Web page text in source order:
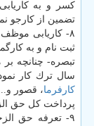
كسر و به
تضمین از كارجو
۸- كاریابی
ثبت نام و به
تبصره- چنانچه بر
سال ترك كار
كارفرما، قصور
پرداخت كل حق الزحمه
۹- تعرفه حق